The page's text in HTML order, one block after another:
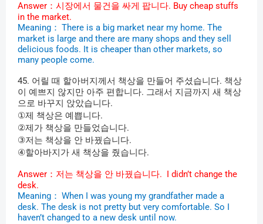
Answer ：시장에서 물건을 싸게 팝니다. Buy cheap stuffs
in the market.
Meaning ： There is a big market near my home. The
market is large and there are many shops and they sell
delicious foods. It is cheaper than other markets, so
many people come.
45. 어릴 때 할아버지께서 책상을 만들어 주셨습니다. 책상
이
예쁘지 않지만 아주 편합니다. 그래서 지금까지 새 책상
으로 바꾸지 앉았습니다.
①제 책상은 예쁩니다.
②제가 책상을 만들었습니다.
③저는 책상을 안 바꿨습니다.
④할아바지가 새 책상을 줬습니다.
Answer ：저는 책상을 안 바꿨습니다.
I didn’t change the
desk.
Meaning ： When I was young my grandfather made a
desk. The desk is not pretty but very comfortable. So I
haven’t changed to a new desk until now.